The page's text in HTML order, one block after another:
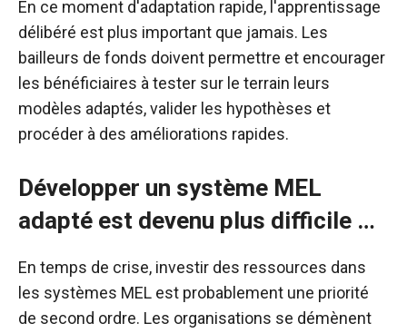
En ce moment d'adaptation rapide, l'apprentissage
délibéré est plus important que jamais. Les
bailleurs de fonds doivent permettre et encourager
les bénéficiaires à tester sur le terrain leurs
modèles adaptés, valider les hypothèses et
procéder à des améliorations rapides.
Développer un système MEL
adapté est devenu plus difficile …
En temps de crise, investir des ressources dans
les systèmes MEL est probablement une priorité
de second ordre. Les organisations se démènent